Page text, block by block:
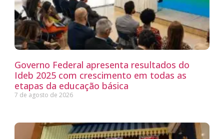
Governo Federal apresenta resultados do
Ideb 2025 com crescimento em todas as
etapas da educação básica
7 de agosto de 2026